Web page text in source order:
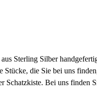
Sterling Silber
die Sie bei uns
Schatzkiste. Bei uns finden